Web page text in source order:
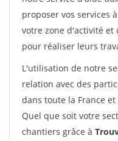
proposer vos services
votre zone d'activité
pour réaliser leurs
L'utilisation de notre
relation avec des
dans toute la France
Quel que soit votre
chantiers grâce à